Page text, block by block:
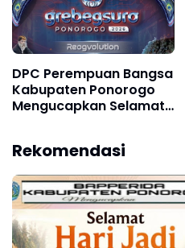
DPC Perempuan Bangsa
Kabupaten Ponorogo
Mengucapkan Selamat
XXXI Tahun 2026
Rekomendasi